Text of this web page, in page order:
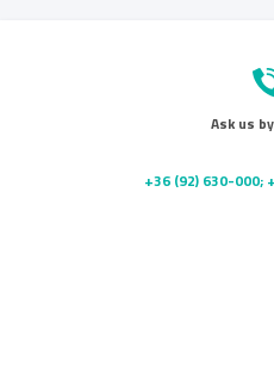
Ask us
+36 (92) 630-000;